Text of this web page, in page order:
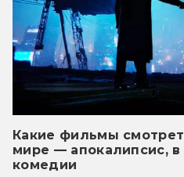
Какие фильмы
мире — апокалипсис,
комедии